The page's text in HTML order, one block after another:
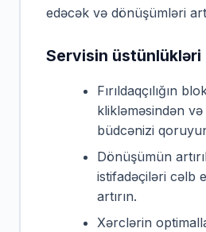
edəcək və dönüşümləri
Servisin üstünlükləri
Fırıldaqçılığın
klikləməsindən
büdcənizi
Dönüşümün
istifadəçiləri cəlb
artırın.
Xərclərin